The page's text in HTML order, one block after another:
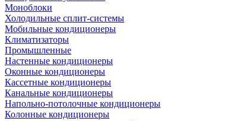
Моноблоки
Холодильные сплит-системы
Мобильные кондиционеры
Климатизаторы
Промышленные
Настенные кондиционеры
Оконные кондиционеры
Кассетные кондиционеры
Канальные кондиционеры
Напольно-потолочные кондиционеры
Колонные кондиционеры